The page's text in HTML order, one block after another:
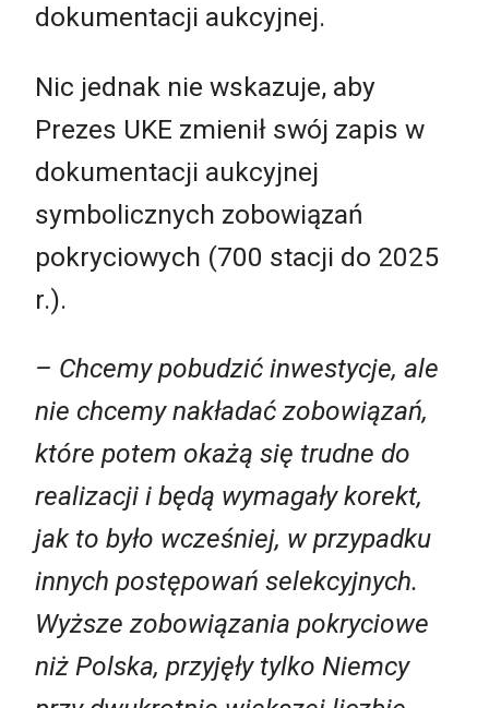
dokumentacji aukcyjnej.
Nic jednak nie wskazuje, aby
Prezes UKE zmienił swój zapis w
dokumentacji aukcyjnej
symbolicznych zobowiązań
pokryciowych (700 stacji do 2025
r.).
– Chcemy pobudzić inwestycje, ale
nie chcemy nakładać zobowiązań,
które potem okażą się trudne do
realizacji i będą wymagały korekt,
jak to było wcześniej, w przypadku
innych postępowań selekcyjnych.
Wyższe zobowiązania pokryciowe
niż Polska, przyjęły tylko Niemcy